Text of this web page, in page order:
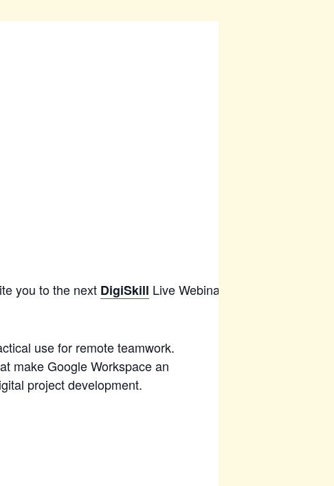
you to the next DigiSkill Live Webinar.
use for remote teamwork.
make Google Workspace an
project development.